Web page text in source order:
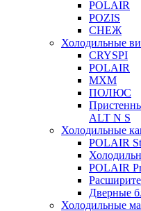
POLAIR
POZIS
СНЕЖ
Холодильные
CRYSPI
POLAIR
МХМ
ПОЛЮС
ALT N S
Холодильные
POLAIR
POLAIR
Дверные
Холодильные